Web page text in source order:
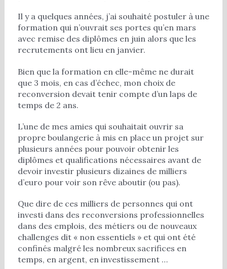
Il y a quelques années, j’ai souhaité postuler à une
formation qui n’ouvrait ses portes qu’en mars
avec remise des diplômes en juin alors que les
recrutements ont lieu en janvier.
Bien que la formation en elle-même ne durait
que 3 mois, en cas d’échec, mon choix de
reconversion devait tenir compte d’un laps de
temps de 2 ans.
L’une de mes amies qui souhaitait ouvrir sa
propre boulangerie à mis en place un projet sur
plusieurs années pour pouvoir obtenir les
diplômes et qualifications nécessaires avant de
devoir investir plusieurs dizaines de milliers
d’euro pour voir son rêve aboutir (ou pas).
Que dire de ces milliers de personnes qui ont
investi dans des reconversions professionnelles
dans des emplois, des métiers ou de nouveaux
challenges dit « non essentiels » et qui ont été
confinés malgré les nombreux sacrifices en
temps, en argent, en investissement …